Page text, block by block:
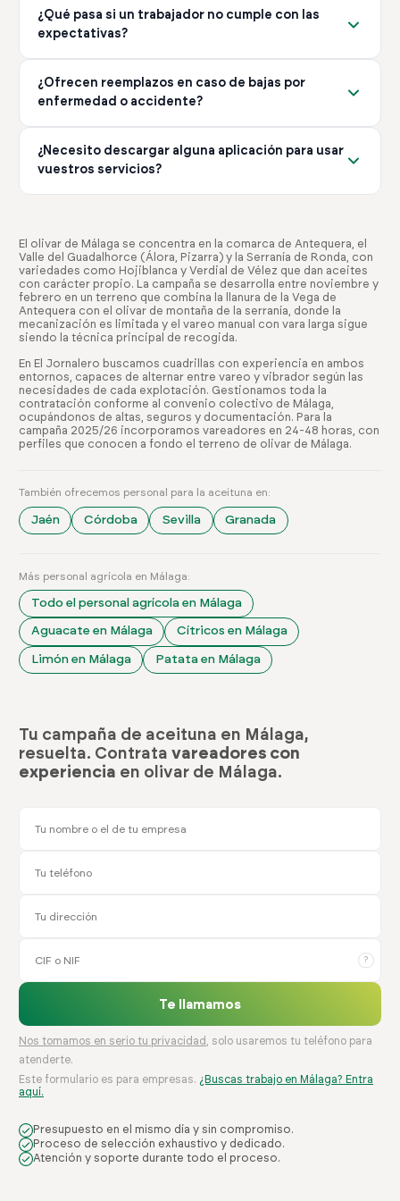
horario, firma digital y gestión de bajas conforme al
convenio colectivo de Málaga. Tú decides el nivel de
detallado desde el primer momento, sin sorpresas. El
coste depende del número de trabajadores, la duración
de la campaña y el tipo de servicio que necesites. No hay
costes ocultos ni tarifas adicionales no comunicadas
previamente.
¿Qué pasa si un trabajador no cumple con las
expectativas?
un trabajador no cumple con lo esperado, lo
reemplazamos sin coste adicional. Nuestro compromiso
es garantizar que tengas el equipo adecuado para tu
explotación en todo momento.
¿Ofrecen reemplazos en caso de bajas por
enfermedad o accidente?
Temporal) y AT (Accidente de Trabajo) de forma
eficiente. Nos encargamos de encontrar reemplazos
rápidamente para que tu producción no se vea afectada.
¿Necesito descargar alguna aplicación para usar
vuestros servicios?
candidatos y controlar horarios desde cualquier lugar.
Está disponible gratis en iOS y Android, facilitando toda
la gestión desde tu móvil.
El olivar de Málaga se concentra en la comarca de Antequera, el
Valle del Guadalhorce (Álora, Pizarra) y la Serranía de Ronda, con
variedades como Hojiblanca y Verdial de Vélez que dan aceites
con carácter propio. La campaña se desarrolla entre noviembre y
febrero en un terreno que combina la llanura de la Vega de
Antequera con el olivar de montaña de la serranía, donde la
mecanización es limitada y el vareo manual con vara larga sigue
siendo la técnica principal de recogida.
En El Jornalero buscamos cuadrillas con experiencia en ambos
entornos, capaces de alternar entre vareo y vibrador según las
necesidades de cada explotación. Gestionamos toda la
contratación conforme al convenio colectivo de Málaga,
ocupándonos de altas, seguros y documentación. Para la
campaña 2025/26 incorporamos vareadores en 24-48 horas, con
perfiles que conocen a fondo el terreno de olivar de Málaga.
También ofrecemos personal para la aceituna en:
Jaén Córdoba Sevilla Granada
Más personal agrícola en Málaga:
Todo el personal agrícola en Málaga
Aguacate en Málaga Cítricos en Málaga
Limón en Málaga Patata en Málaga
Tu campaña de aceituna en Málaga,
resuelta. Contrata vareadores con
experiencia en olivar de Málaga.
?
Te llamamos
Nos tomamos en serio tu privacidad
, solo usaremos tu teléfono para
atenderte.
Este formulario es para empresas. ¿Buscas trabajo en Málaga? Entra
aquí.
Presupuesto en el mismo día y sin compromiso.
Proceso de selección exhaustivo y dedicado.
Atención y soporte durante todo el proceso.